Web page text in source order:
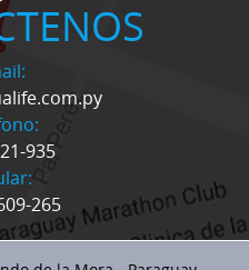
935
265